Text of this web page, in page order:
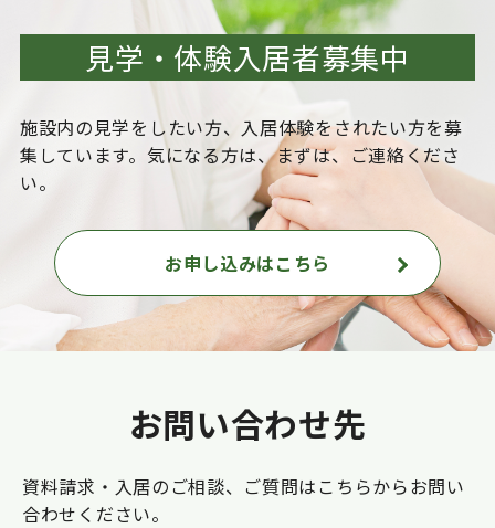
見学・体験入居者募集中
施設内の見学をしたい方、入居体験をされたい方を募
集しています。気になる方は、まずは、ご連絡くださ
い。
お申し込みはこちら
お問い合わせ先
資料請求・入居のご相談、ご質問はこちらからお問い
合わせください。